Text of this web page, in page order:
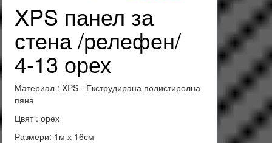
XPS панел за
стена /релефен/
4-13 орех
Материал : XPS - Екструдирана полистиролна
пяна
Цвят : орех
Размери: 1м х 16см